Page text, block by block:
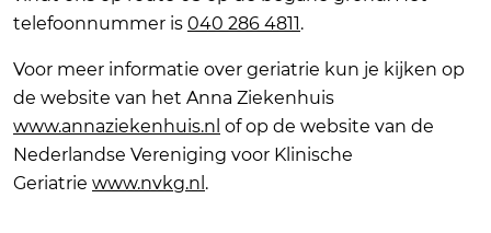
telefoonnummer is 040 286 4811.
Voor meer informatie over geriatrie kun je kijken op
de website van het Anna Ziekenhuis
www.annaziekenhuis.nl of op de website van de
Nederlandse Vereniging voor Klinische
Geriatrie www.nvkg.nl .